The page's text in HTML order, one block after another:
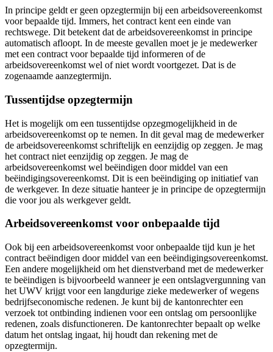
In principe geldt er geen opzegtermijn bij een arbeidsovereenkomst
voor bepaalde tijd. Immers, het contract kent een einde van
rechtswege. Dit betekent dat de arbeidsovereenkomst in principe
automatisch afloopt. In de meeste gevallen moet je je medewerker
met een contract voor bepaalde tijd informeren of de
arbeidsovereenkomst wel of niet wordt voortgezet. Dat is de
zogenaamde aanzegtermijn.
Tussentijdse opzegtermijn
Het is mogelijk om een tussentijdse opzegmogelijkheid in de
arbeidsovereenkomst op te nemen. In dit geval mag de medewerker
de arbeidsovereenkomst schriftelijk en eenzijdig op zeggen. Je mag
het contract niet eenzijdig op zeggen. Je mag de
arbeidsovereenkomst wel beëindigen door middel van een
beëindigingsovereenkomst. Dit is een beëindiging op initiatief van
de werkgever. In deze situatie hanteer je in principe de opzegtermijn
die voor jou als werkgever geldt.
Arbeidsovereenkomst voor onbepaalde tijd
Ook bij een arbeidsovereenkomst voor onbepaalde tijd kun je het
contract beëindigen door middel van een beëindigingsovereenkomst.
Een andere mogelijkheid om het dienstverband met de medewerker
te beëindigen is bijvoorbeeld wanneer je een ontslagvergunning van
het UWV krijgt voor een langdurige zieke medewerker of wegens
bedrijfseconomische redenen. Je kunt bij de kantonrechter een
verzoek tot ontbinding indienen voor een ontslag om persoonlijke
redenen, zoals disfunctioneren. De kantonrechter bepaalt op welke
datum het ontslag ingaat, hij houdt dan rekening met de
opzegtermijn.